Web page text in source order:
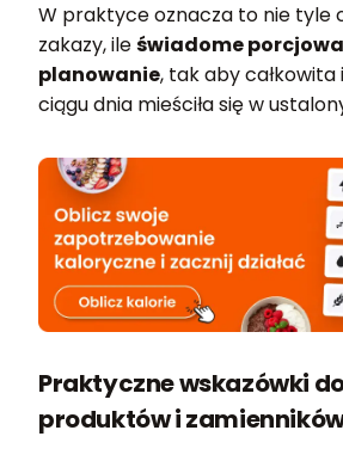
W praktyce oznacza to nie tyle
zakazy, ileświadome
planowanie, tak aby całkowita
ciągu dnia mieściła się w
Praktyczne wskazówki
produktów i